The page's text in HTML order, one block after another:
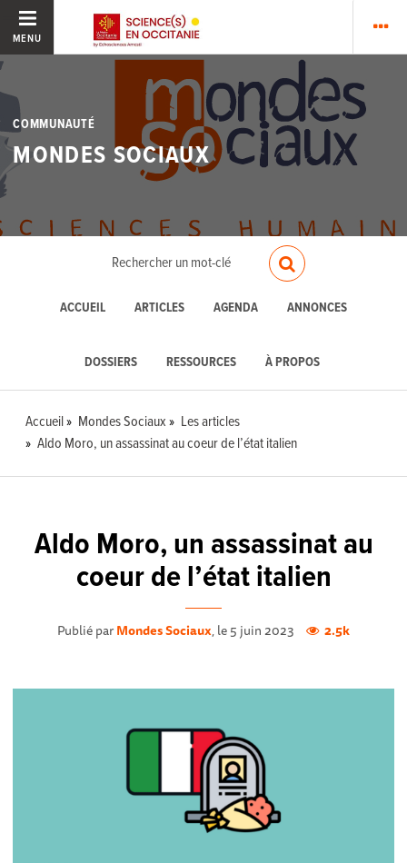
MENU
COMMUNAUTÉ
MONDES SOCIAUX
ACCUEIL ARTICLES AGENDA ANNONCES
DOSSIERS RESSOURCES À PROPOS
Accueil Mondes Sociaux
Les articles
Aldo Moro, un assassinat au coeur de l’état italien
Aldo Moro, un assassinat au
coeur de l’état italien
Publié parMondes Sociaux, le 5 juin 2023 2.5k